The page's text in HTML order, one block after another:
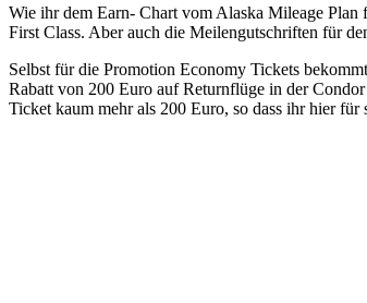
Wie ihr dem Earn- Chart vom Alaska Mileage
First Class. Aber auch die Meilengutschriften für
Selbst für die Promotion Economy Tickets
Rabatt von 200 Euro auf Returnflüge in der
Ticket kaum mehr als 200 Euro, so dass ihr hier